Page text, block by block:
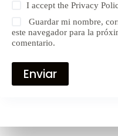
I accept thePrivacy
Guardar mi nombre,
este navegador para la
comentario.
Enviar